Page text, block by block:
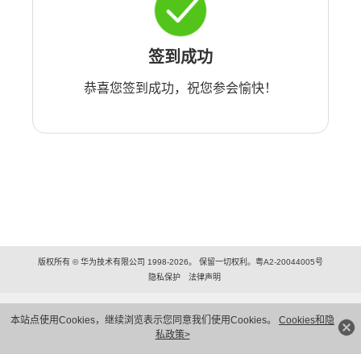
本站点使用Cookies，继续浏览表示您同意我们使用Cookies。 Cookies和隐
私政策>
签到成功
恭喜您签到成功，祝您参会愉快！
版权所有 © 华为技术有限公司 1998-2026。 保留一切权利。粤A2-20044005号
隐私保护
法律声明